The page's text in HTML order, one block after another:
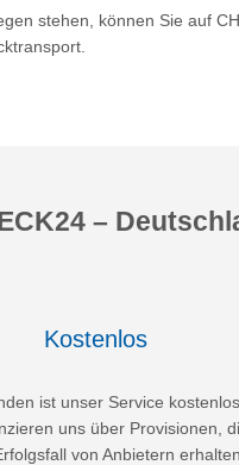
stehen, können Sie auf
–
Kostenlos
ist unser Service kostenlos.
uns über Provisionen,
von Anbietern erhalten.